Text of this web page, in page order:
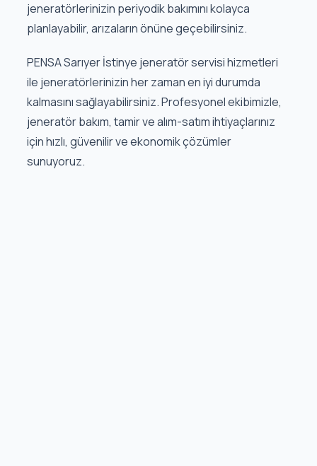
jeneratörlerinizin periyodik bakımını kolayca
planlayabilir, arızaların önüne geçebilirsiniz.
PENSA Sarıyer İstinye jeneratör servisi hizmetleri
ile jeneratörlerinizin her zaman en iyi durumda
kalmasını sağlayabilirsiniz. Profesyonel ekibimizle,
jeneratör bakım, tamir ve alım-satım ihtiyaçlarınız
için hızlı, güvenilir ve ekonomik çözümler
sunuyoruz.